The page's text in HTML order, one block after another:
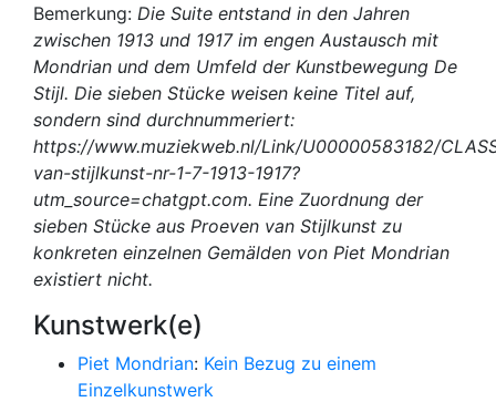
Bemerkung: Die Suite entstand in den Jahren
zwischen 1913 und 1917 im engen Austausch mit
Mondrian und dem Umfeld der Kunstbewegung De
Stijl. Die sieben Stücke weisen keine Titel auf,
sondern sind durchnummeriert:
https://www.muziekweb.nl/Link/U00000583182/
van-stijlkunst-nr-1-7-1913-1917?
utm_source=chatgpt.com. Eine Zuordnung der
sieben Stücke aus Proeven van Stijlkunst zu
konkreten einzelnen Gemälden von Piet Mondrian
existiert nicht.
Kunstwerk(e)
Piet Mondrian: Kein Bezug zu einem
Einzelkunstwerk